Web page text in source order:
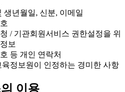
년월일, 신분, 이메일
/ 기관회원서비스 권한설정을 위
보
등 개인 연락처
정보원이 인정하는 경미한 사항
이용